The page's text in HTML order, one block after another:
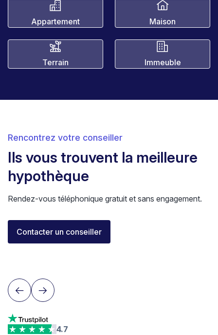
Appartement Maison
Terrain Immeuble
Rencontrez votre conseiller
Ils vous trouvent la meilleure
hypothèque
Rendez-vous téléphonique gratuit et sans engagement.
Contacter un conseiller
Florent Buser
Area Sales Director Romandie
4.7